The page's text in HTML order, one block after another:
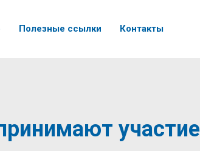
Полезные ссылки Контакты
участие